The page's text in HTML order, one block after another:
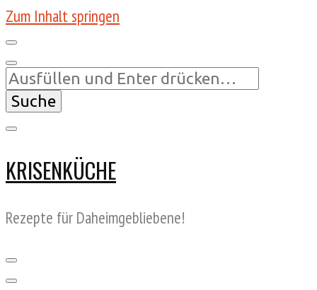
Zum Inhalt springen
Suchst
du
nach
KRISENKÜCHE
Rezepte für Daheimgebliebene!